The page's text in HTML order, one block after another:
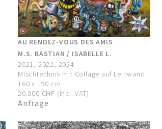
AU RENDEZ-VOUS DES AMIS
M.S. BASTIAN / ISABELLE L.
2021, 2022, 2024
Mischtechnik mit Collage auf Leinwand
160 x 190 cm
20.000 CHF (incl. VAT)
Anfrage